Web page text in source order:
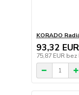
KORADO
93,32 EUR
75,87 EUR bez